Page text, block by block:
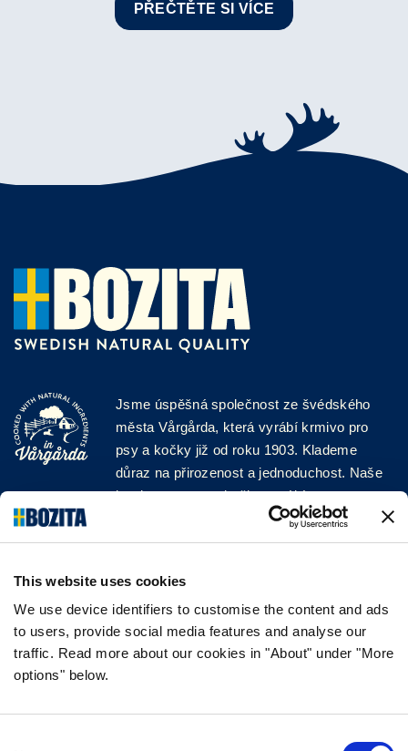
This website uses cookies
We use device identifiers to customise the content and ads
to users, provide social media features and analyse our
traffic. Read more about our cookies in "About" under "More
options" below.
PŘEČTĚTE SI VÍCE
Jsme úspěšná společnost ze švédského
města Vårgårda, která vyrábí krmivo pro
psy a kočky již od roku 1903. Klademe
důraz na přirozenost a jednoduchost. Naše
krmiva pro psy a kočky vyrábíme z vysoce
kvalitních surovin a bez jakýchkoli přísad!
SÍTÍCH
INFORMACE